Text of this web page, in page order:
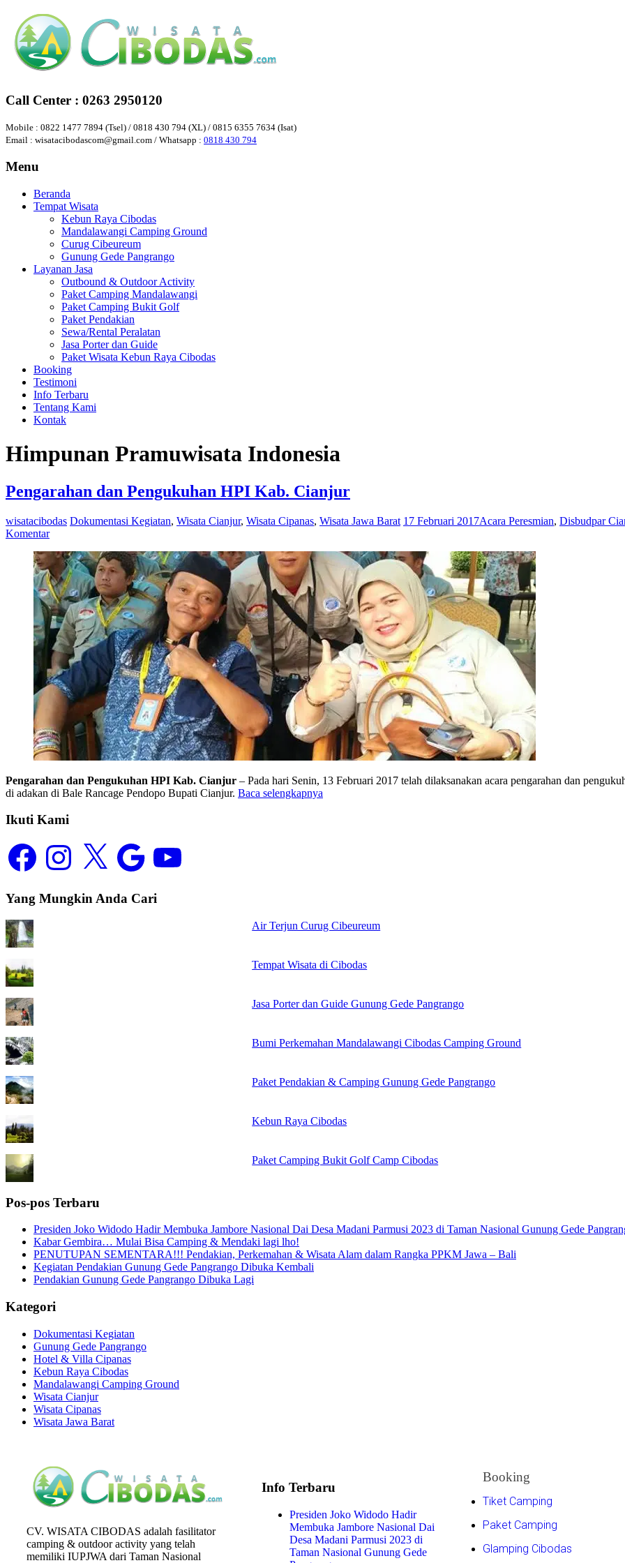
Call Center : 0263 2950120
Mobile : 0822 1477 7894 (Tsel) / 0818 430 794 (XL) / 0815 6355 7634 (Isat)
Email : wisatacibodascom@gmail.com / Whatsapp : 0818 430 794
Menu
Beranda
Tempat Wisata
Kebun Raya Cibodas
Mandalawangi Camping Ground
Curug Cibeureum
Gunung Gede Pangrango
Layanan Jasa
Outbound & Outdoor Activity
Paket Camping Mandalawangi
Paket Camping Bukit Golf
Paket Pendakian
Sewa/Rental Peralatan
Jasa Porter dan Guide
Paket Wisata Kebun Raya Cibodas
Booking
Testimoni
Info Terbaru
Tentang Kami
Kontak
Himpunan Pramuwisata Indonesia
Pengarahan dan Pengukuhan HPI Kab. Cianjur
wisatacibodas Dokumentasi Kegiatan, Wisata Cianjur, Wisata Cipanas, Wisata Jawa Barat 17 Februari 2017Acara Peresmian, Disbudpar
Komentar
Pengarahan dan Pengukuhan HPI Kab. Cianjur – Pada hari Senin, 13 Februari 2017 telah dilaksanakan acara pengarahan dan
di adakan di Bale Rancage Pendopo Bupati Cianjur. Baca selengkapnya
Ikuti Kami
Yang Mungkin Anda Cari
Air Terjun Curug Cibeureum
Tempat Wisata di Cibodas
Jasa Porter dan Guide Gunung Gede Pangrango
Bumi Perkemahan Mandalawangi Cibodas Camping Ground
Paket Pendakian & Camping Gunung Gede Pangrango
Kebun Raya Cibodas
Paket Camping Bukit Golf Camp Cibodas
Pos-pos Terbaru
Presiden Joko Widodo Hadir Membuka Jambore Nasional Dai Desa Madani Parmusi 2023 di Taman Nasional Gunung Gede
Kabar Gembira… Mulai Bisa Camping & Mendaki lagi lho!
PENUTUPAN SEMENTARA!!! Pendakian, Perkemahan & Wisata Alam dalam Rangka PPKM Jawa – Bali
Kegiatan Pendakian Gunung Gede Pangrango Dibuka Kembali
Pendakian Gunung Gede Pangrango Dibuka Lagi
Kategori
Dokumentasi Kegiatan
Gunung Gede Pangrango
Hotel & Villa Cipanas
Kebun Raya Cibodas
Mandalawangi Camping Ground
Wisata Cianjur
Wisata Cipanas
Wisata Jawa Barat
CV. WISATA CIBODAS adalah fasilitator
camping & outdoor activity yang telah
memiliki IUPJWA dari Taman Nasional
Info Terbaru
Presiden Joko Widodo Hadir
Membuka Jambore Nasional Dai
Desa Madani Parmusi 2023 di
Taman Nasional Gunung Gede
Booking
Tiket Camping
Paket Camping
Glamping Cibodas